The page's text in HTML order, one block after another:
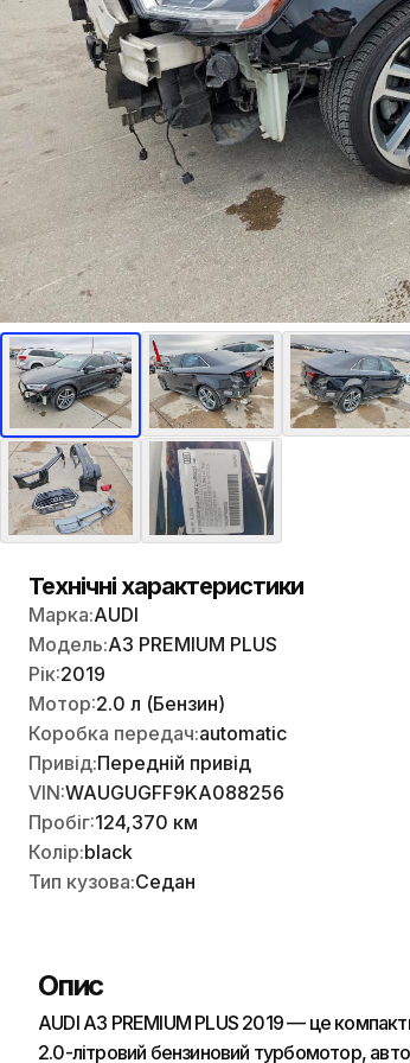
Технічні характеристики
Марка:AUDI
Модель:A3 PREMIUM PLUS
Рік:2019
Мотор:2.0 л (Бензин)
Коробка передач:automatic
Привід:Передній привід
VIN:WAUGUGFF9KA088256
Пробіг:124,370 км
Колір:black
Тип кузова:Седан
Опис
AUDI A3 PREMIUM PLUS 2019 — це
2.0-літровий бензиновий турбомотор,